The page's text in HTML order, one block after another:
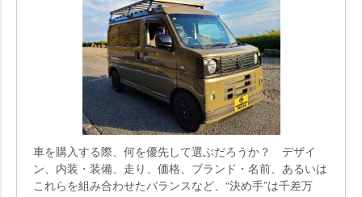
車を購入する際、何を優先して選ぶだろうか？ デザイ
ン、内装・装備、走り、価格、ブランド・名前、あるいは
これらを組み合わせたバランスなど、“決め手”は千差万